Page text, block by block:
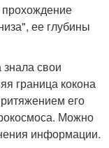
прохождение
ее глубины
свои
граница кокона
его
Можно
информации.